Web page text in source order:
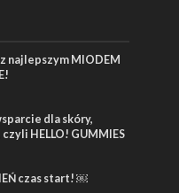
najlepszym MIODEM
dla skóry,
HELLO! GUMMIES
czas start! ￼